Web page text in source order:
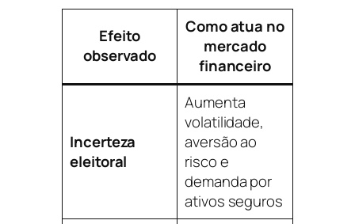
Efeito
observado
Como atua no
mercado
financeiro
Incerteza
eleitoral
Aumenta
volatilidade,
aversão ao
risco e
demanda por
ativos seguros